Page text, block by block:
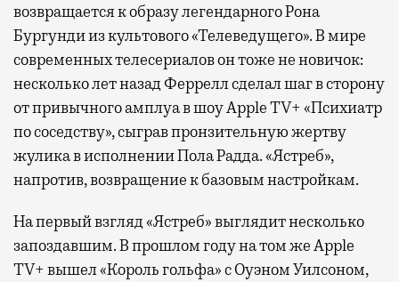
возвращается к образу легендарного Рона
Бургунди из культового «Телеведущего». В мире
современных телесериалов он тоже не новичок:
несколько лет назад Феррелл сделал шаг в сторону
от привычного амплуа в шоу Apple TV+ «Психиатр
по соседству», сыграв пронзительную жертву
жулика в исполнении Пола Радда. «Ястреб»,
напротив, возвращение к базовым настройкам.
На первый взгляд «Ястреб» выглядит несколько
запоздавшим. В прошлом году на том же Apple
TV+ вышел «Король гольфа» с Оуэном Уилсоном,